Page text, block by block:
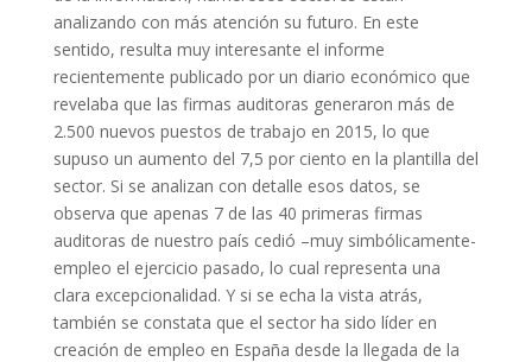
analizando con más atención su futuro. En este
sentido, resulta muy interesante el informe
recientemente publicado por un diario económico que
revelaba que las firmas auditoras generaron más de
2.500 nuevos puestos de trabajo en 2015, lo que
supuso un aumento del 7,5 por ciento en la plantilla del
sector. Si se analizan con detalle esos datos, se
observa que apenas 7 de las 40 primeras firmas
auditoras de nuestro país cedió –muy simbólicamente-
empleo el ejercicio pasado, lo cual representa una
clara excepcionalidad. Y si se echa la vista atrás,
también se constata que el sector ha sido líder en
creación de empleo en España desde la llegada de la